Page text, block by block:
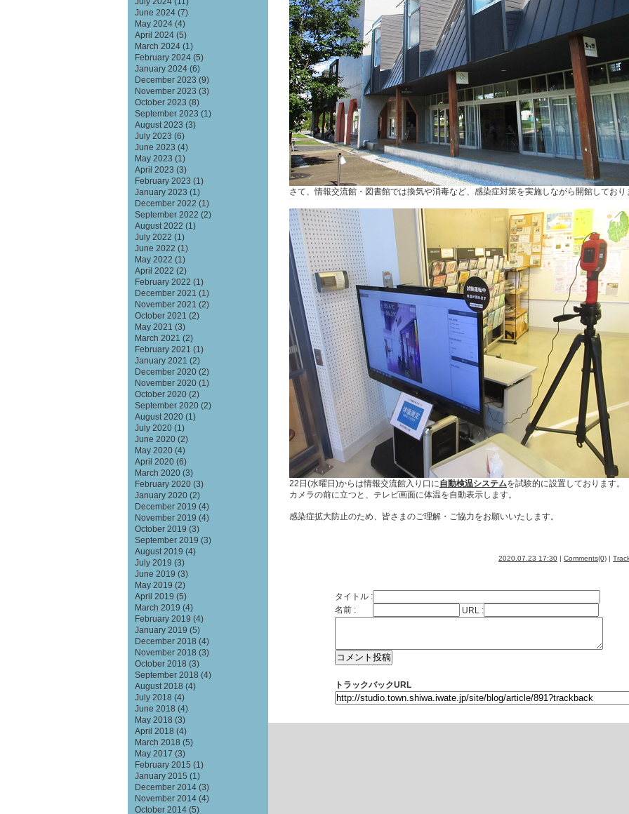
さて、情報交流館・図書館では換気や消毒など、感染症対策を実施しながら開館しており
22日(水曜日)からは情報交流館入り口に自動検温システムを試験的に設置しております。
カメラの前に立つと、テレビ画面に体温を自動表示します。
感染症拡大防止のため、皆さまのご理解・ご協力をお願いいたします。
2020.07.23 17:30 | Comments(0) |
タイトル :
名前 :
URL :
トラックバックURL
June 2024 (7)
May 2024 (4)
April 2024 (5)
March 2024 (1)
February 2024 (5)
January 2024 (6)
December 2023 (9)
November 2023 (3)
October 2023 (8)
September 2023 (1)
August 2023 (3)
July 2023 (6)
June 2023 (4)
May 2023 (1)
April 2023 (3)
February 2023 (1)
January 2023 (1)
December 2022 (1)
September 2022 (2)
August 2022 (1)
July 2022 (1)
June 2022 (1)
May 2022 (1)
April 2022 (2)
February 2022 (1)
December 2021 (1)
November 2021 (2)
October 2021 (2)
May 2021 (3)
March 2021 (2)
February 2021 (1)
January 2021 (2)
December 2020 (2)
November 2020 (1)
October 2020 (2)
September 2020 (2)
August 2020 (1)
July 2020 (1)
June 2020 (2)
May 2020 (4)
April 2020 (6)
March 2020 (3)
February 2020 (3)
January 2020 (2)
December 2019 (4)
November 2019 (4)
October 2019 (3)
September 2019 (3)
August 2019 (4)
July 2019 (3)
June 2019 (3)
May 2019 (2)
April 2019 (5)
March 2019 (4)
February 2019 (4)
January 2019 (5)
December 2018 (4)
November 2018 (3)
October 2018 (3)
September 2018 (4)
August 2018 (4)
July 2018 (4)
June 2018 (4)
May 2018 (3)
April 2018 (4)
March 2018 (5)
May 2017 (3)
February 2015 (1)
January 2015 (1)
December 2014 (3)
November 2014 (4)
October 2014 (5)